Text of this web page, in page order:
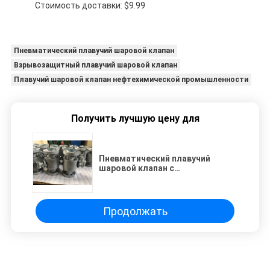
Стоимость доставки: $9.99
Пневматический плавучий шаровой клапан
Взрывозащитный плавучий шаровой клапан
Плавучий шаровой клапан нефтехимической промышленности
Получить лучшую цену для
Пневматический плавучий
шаровой клапан с
промышленности
Продолжать